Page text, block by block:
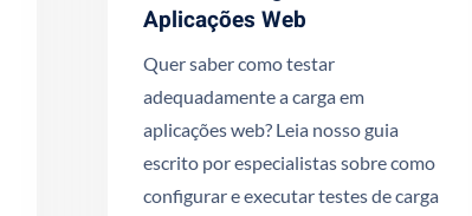
Aplicações Web
Quer saber como testar
adequadamente a carga em
aplicações web? Leia nosso guia
escrito por especialistas sobre como
configurar e executar testes de carga